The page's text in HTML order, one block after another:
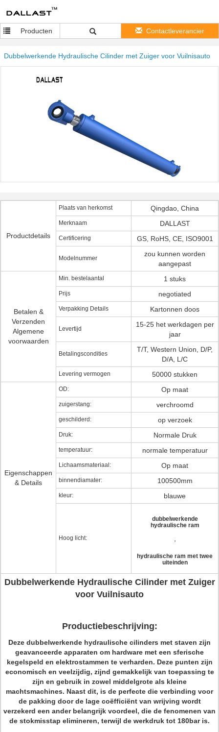
Producten Contactleverancier
Dubbelwerkende Hydraulische Cilinder met Zuiger voor Vuilnisauto
Productdetails
Plaats van herkomst Qingdao, China
Merknaam DALLAST
Certificering GS, RoHS, CE, ISO9001
Modelnummer
zou kunnen worden
aangepast
Betalen &
Verzenden
Algemene
voorwaarden
Min. bestelaantal 1 stuks
Prijs negotiated
Verpakking Details Kartonnen doos
Levertijd
15-25 het werkdagen per
jaar
Betalingscondities
T/T, Western Union, D/P,
D/A, L/C
Levering vermogen 50000 stukken
Eigenschappen
& Details
OD: Op maat
zuigerstang: verchroomd
geschilderd: op verzoek
Druk: Normale Druk
temperatuur: normale temperatuur
Lichaamsmateriaal: Op maat
binnendiamater: 100500mm
kleur: blauwe
Hoog licht:
dubbelwerkende
hydraulische ram
hydraulische ram met twee
uiteinden
Dubbelwerkende Hydraulische Cilinder met Zuiger
voor Vuilnisauto
Productiebeschrijving:
Deze dubbelwerkende hydraulische cilinders met staven zijn
geavanceerde apparaten om hardware met een sferische
kegelspeld en elektrostammen te verharden. Deze punten zijn
economisch en veelzijdig, zijnd gemakkelijk van toepassing te
zijn en gebruik in zowel middelgrote als kleine
machtsmachines. Naast dit, is de perfecte die verbinding voor
de pakking door de lage coëfficiënt van wrijving wordt
verzekerd een ander belangrijk voordeel, die de fenomenen van
de stokmisstap elimineren, terwijl de werkdruk tot 180bar is.